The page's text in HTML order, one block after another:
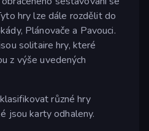
hry lze dále rozdělit do
Plánovače a Pavouci.
solitaire hry, které
z výše uvedených
různé hry
jsou karty odhaleny.